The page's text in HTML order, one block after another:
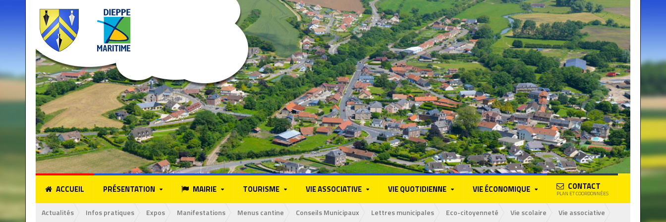
ACCUEIL PRÉSENTATION MAIRIE TOURISME VIE ASSOCIATIVE VIE QUOTIDIENNE VIE ÉCONOMIQUE CONTACT
PLAN ET COORDONNÉES
Actualités Infos pratiques Expos Manifestations Menus cantine Conseils Municipaux Lettres municipales Eco-citoyenneté Vie scolaire Vie associative